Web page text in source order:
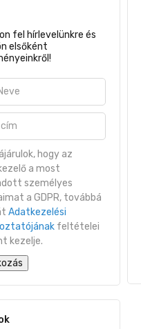
fel hírlevelünkre és
elsőként
hogy az
a most
személyes
a GDPR, továbbá
Adatkezelési
feltételei
kezelje.